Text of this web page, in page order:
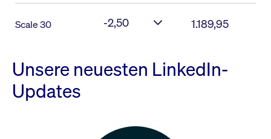
Scale 30 -2,50 1.189,95
Unsere neuesten LinkedIn-
Updates